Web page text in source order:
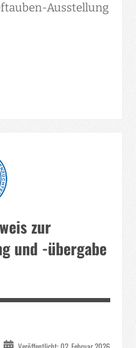
Ausstellung
zur
und -übergabe